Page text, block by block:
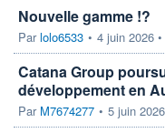
Nouvelle gamme !?
Parlolo6533 • 4 juin 2026
Catana Group
développement en
Par M7674277 • 5 juin